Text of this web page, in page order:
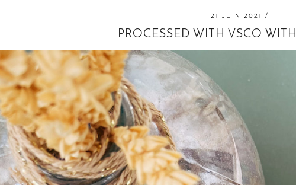
21 JUIN 2021
PROCESSED WITH VSCO WITH